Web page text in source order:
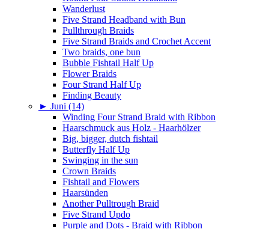
Wanderlust
Five Strand Headband with Bun
Pullthrough Braids
Five Strand Braids and Crochet Accent
Two braids, one bun
Bubble Fishtail Half Up
Flower Braids
Four Strand Half Up
Finding Beauty
► Juni (14)
Winding Four Strand Braid with Ribbon
Haarschmuck aus Holz - Haarhölzer
Big, bigger, dutch fishtail
Butterfly Half Up
Swinging in the sun
Crown Braids
Fishtail and Flowers
Haarsünden
Another Pulltrough Braid
Five Strand Updo
Purple and Dots - Braid with Ribbon